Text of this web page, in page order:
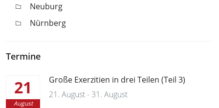
Neuburg
Nürnberg
Termine
21
August
Große Exerzitien in drei Teilen (Teil 3)
21. August - 31. August